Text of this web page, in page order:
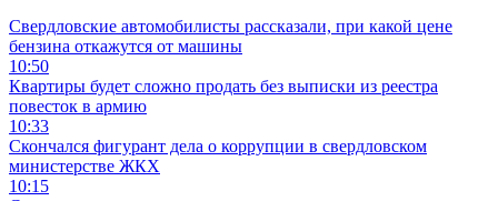
Свердловские автомобилисты рассказали, при какой цене
бензина откажутся от машины
10:50
Квартиры будет сложно продать без выписки из реестра
повесток в армию
10:33
Скончался фигурант дела о коррупции в свердловском
министерстве ЖКХ
10:15